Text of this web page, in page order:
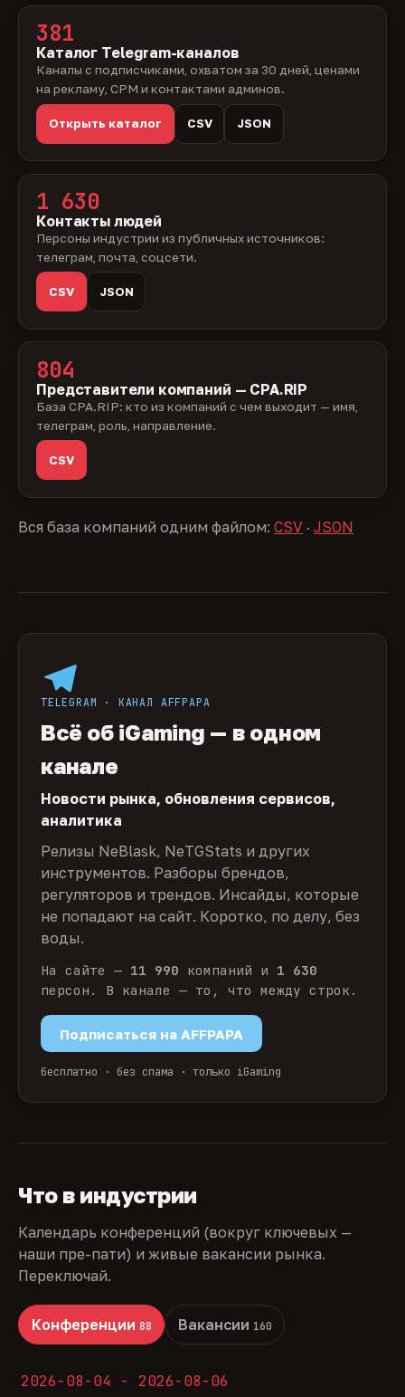
381
Каталог Telegram-каналов
Каналы с подписчиками, охватом за 30 дней, ценами
на рекламу, CPM и контактами админов.
Открыть каталог CSV JSON
1 630
Контакты людей
Персоны индустрии из публичных источников:
телеграм, почта, соцсети.
CSV JSON
804
Представители компаний — CPA.RIP
База CPA.RIP: кто из компаний с чем выходит — имя,
телеграм, роль, направление.
CSV
Вся база компаний одним файлом: CSV · JSON
TELEGRAM · КАНАЛ AFFPAPA
Всё об iGaming — в одном
канале
Новости рынка, обновления сервисов,
аналитика
Релизы NeBlask, NeTGStats и других
инструментов. Разборы брендов,
регуляторов и трендов. Инсайды, которые
не попадают на сайт. Коротко, по делу, без
воды.
На сайте — 11 990 компаний и 1 630
персон. В канале — то, что между строк.
Подписаться на AFFPAPA
бесплатно · без спама · только iGaming
Что в индустрии
Календарь конференций (вокруг ключевых —
наши пре-пати) и живые вакансии рынка.
Переключай.
Конференции 88 Вакансии 160
2026-08-04 - 2026-08-06